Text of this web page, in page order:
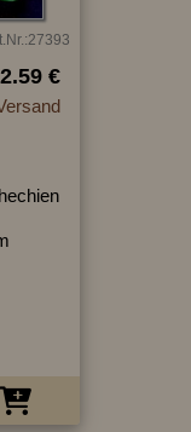
2.59 €